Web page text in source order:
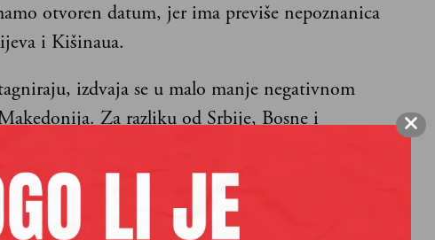
otvoren datum, jer ima previše nepoznanica
i Kišinaua.
izdvaja se u malo manje negativnom
Za razliku od Srbije, Bosne i
Bugarske.
pozicija, kako u timu koji vodi